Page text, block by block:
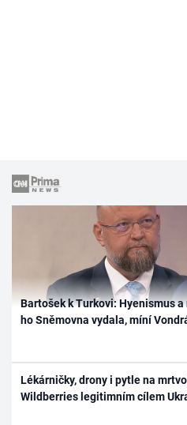
Bartošek k Turkovi: Hyenismus
ho Sněmovna vydala, míní
Lékárničky, drony i pytle na
Wildberries legitimním cílem